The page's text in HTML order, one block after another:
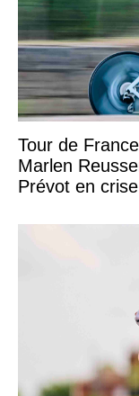
Tour de
Marlen
Prévot en crise